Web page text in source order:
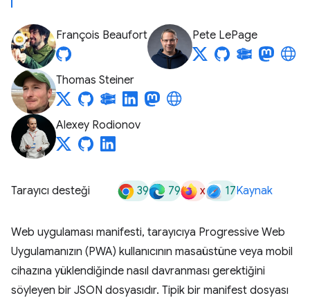
François Beaufort Pete LePage
Thomas Steiner
Alexey Rodionov
Tarayıcı desteği 39 79 x 17Kaynak
Web uygulaması manifesti, tarayıcıya Progressive Web
Uygulamanızın (PWA) kullanıcının masaüstüne veya mobil
cihazına yüklendiğinde nasıl davranması gerektiğini
söyleyen bir JSON dosyasıdır. Tipik bir manifest dosyası